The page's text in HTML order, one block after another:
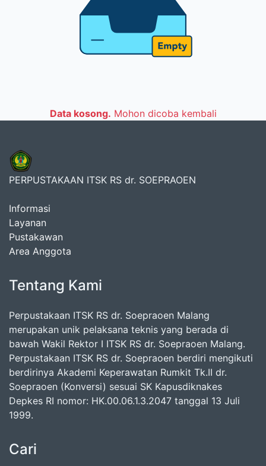
Data kosong. Mohon dicoba kembali
PERPUSTAKAAN ITSK RS dr. SOEPRAOEN
Informasi
Layanan
Pustakawan
Area Anggota
Tentang Kami
Perpustakaan ITSK RS dr. Soepraoen Malang
merupakan unik pelaksana teknis yang berada di
bawah Wakil Rektor I ITSK RS dr. Soepraoen Malang.
Perpustakaan ITSK RS dr. Soepraoen berdiri mengikuti
berdirinya Akademi Keperawatan Rumkit Tk.II dr.
Soepraoen (Konversi) sesuai SK Kapusdiknakes
Depkes RI nomor: HK.00.06.1.3.2047 tanggal 13 Juli
1999.
Cari